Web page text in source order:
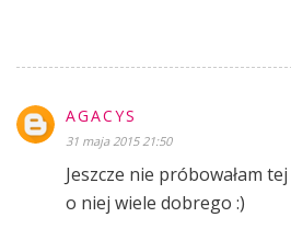
AGACYS
31 maja 2015 21:50
Jeszcze nie próbowałam
o niej wiele dobrego :)